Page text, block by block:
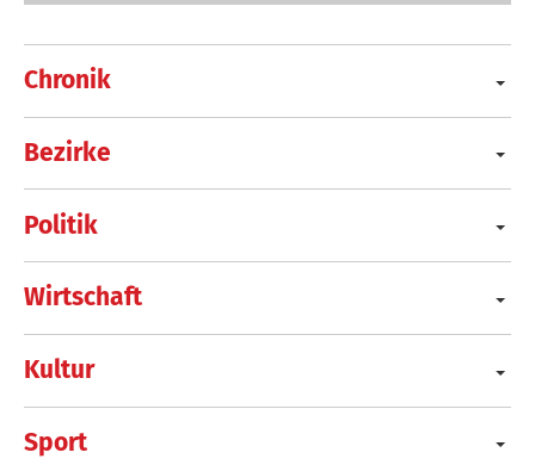
Chronik
Bezirke
Politik
Wirtschaft
Kultur
Sport